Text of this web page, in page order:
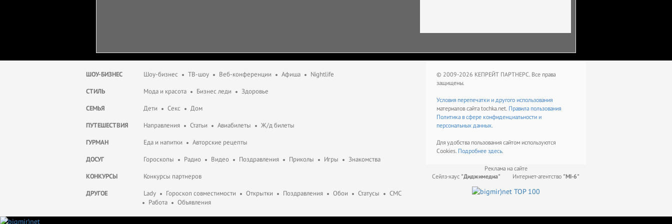
ШОУ-БИЗНЕС
СТИЛЬ
СЕМЬЯ
ПУТЕШЕСТВИЯ
ГУРМАН
ДОСУГ
КОНКУРСЫ
ДРУГОЕ
Шоу-бизнес ТВ-шоу Веб-конференции Афиша
Nightlife
Мода и красота
Бизнес леди
Здоровье
Дети
Секс
Дом
Направления
Статьи Авиабилеты
Ж/д билеты
Еда и напитки
Авторские рецепты
Гороскопы
Радио Видео Поздравления Приколы Игры
Знакомства
Конкурсы партнеров
Lady
Гороскоп совместимости Открытки Поздравления Обои Статусы
СМС
Работа
Объявления
© 2009-2026 КЕПРЕЙТ ПАРТНЕРС. Все права
защищены.
Условия перепечатки и другого использования
материалов сайта tochka.net. Правила пользования
Политика в сфере конфиденциальности и
персональных данных.
Для удобства пользования сайтом используются
Cookies. Подробнее здесь.
Реклама на сайте
Сейлз-хаус "Диджимедиа" Интернет-агентство "МІ-6"